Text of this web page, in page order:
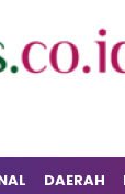
DAERAH